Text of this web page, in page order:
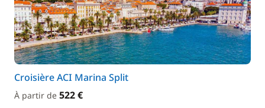
Croisière ACI Marina Split
À partir de 522 €